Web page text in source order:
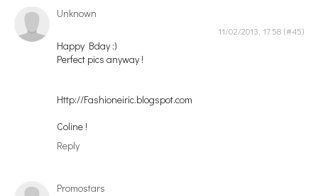
Unknown
11/02/2013, 17:58
Happy Bday :)
Perfect pics anyway !
Http://Fashioneiric.blogspot.com
Coline !
Reply
Promostars